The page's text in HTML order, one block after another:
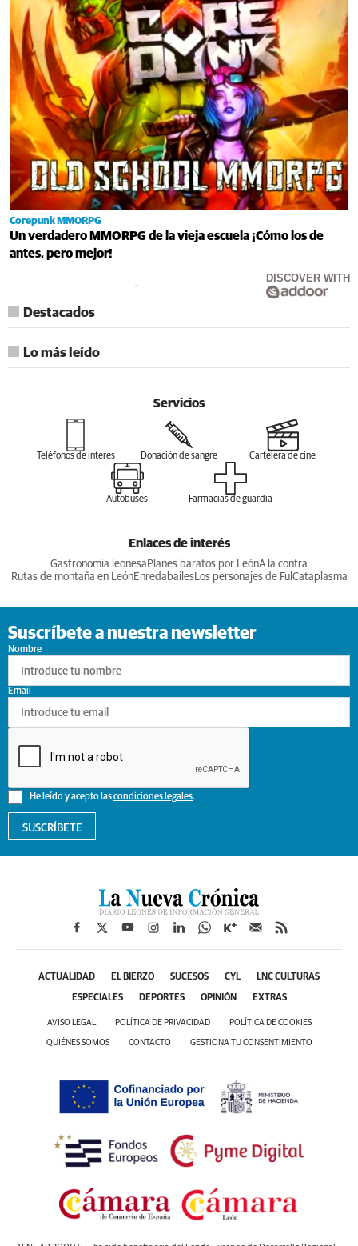
Corepunk MMORPG
Un verdadero MMORPG de la vieja escuela ¡Cómo los de
antes, pero mejor!
DISCOVER WITH
Destacados
Lo más leído
Servicios
Teléfonos de interés Donación de sangre Cartelera de cine
Autobuses Farmacias de guardia
Enlaces de interés
Gastronomia leonesa Planes baratos por LeónA la contra
Rutas de montaña en LeónEnredabailesLos personajes de Ful Cataplasma
Suscríbete a nuestra newsletter
Nombre
He leído y acepto lascondiciones legales.
Email
SUSCRÍBETE
ACTUALIDAD EL BIERZO SUCESOS CYL LNC CULTURAS
ESPECIALES DEPORTES OPINIÓN EXTRAS
AVISO LEGAL POLÍTICA DE PRIVACIDAD POLÍTICA DE COOKIES
QUIÉNES SOMOS CONTACTO GESTIONA TU CONSENTIMIENTO